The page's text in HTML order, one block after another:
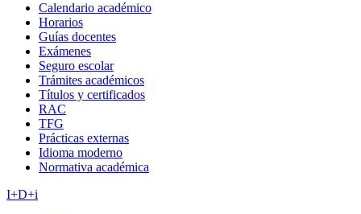
Calendario académico
Horarios
Guías docentes
Exámenes
Seguro escolar
Trámites académicos
Títulos y certificados
RAC
TFG
Prácticas externas
Idioma moderno
Normativa académica
I+D+i